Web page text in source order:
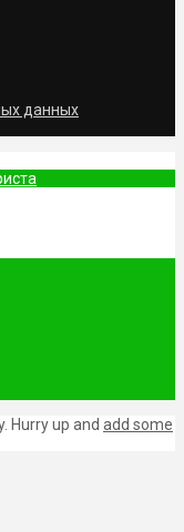
данных
Hurry up and add some